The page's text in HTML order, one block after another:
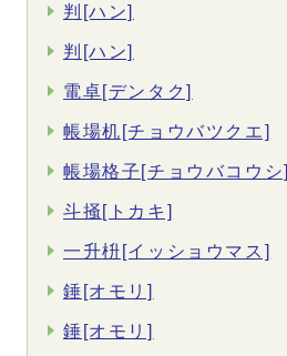
判[ハン]
判[ハン]
電卓[デンタク]
帳場机[チョウバツクエ]
帳場格子[チョウバコウシ]
斗掻[トカキ]
一升枡[イッショウマス]
錘[オモリ]
錘[オモリ]